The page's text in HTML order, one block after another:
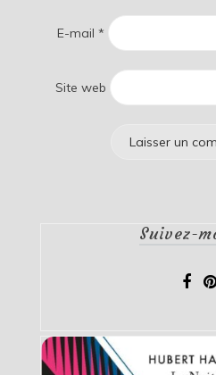
E-mail *
Site web
Suivez-